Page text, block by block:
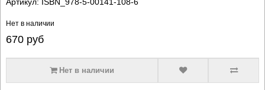
Нет в наличии
670руб
Нет в наличии